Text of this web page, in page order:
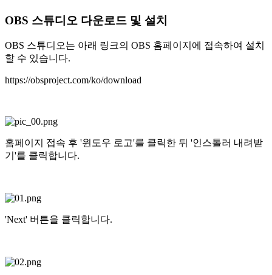
OBS 스튜디오 다운로드 및 설치
OBS 스튜디오는 아래 링크의 OBS 홈페이지에 접속하여 설치
할 수 있습니다.
https://obsproject.com/ko/download
홈페이지 접속 후 '윈도우 로고'를 클릭한 뒤 '인스톨러 내려받
기'를 클릭합니다.
'Next' 버튼을 클릭합니다.